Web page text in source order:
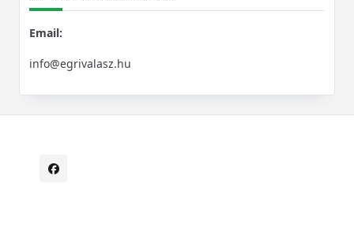
Email:
info@egrivalasz.hu